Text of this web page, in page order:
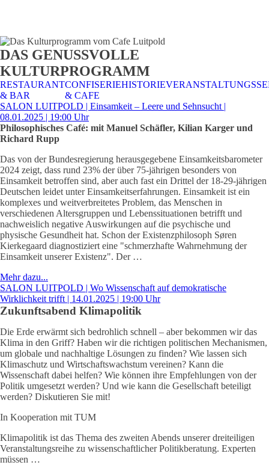
CAFE &
RESTAURANT
TISCHRESERVIERUNG
& KARTE
TISCHRESERVIERUNG
& SPEISEKARTE
DAS GENUSSVOLLE
KULTURPROGRAMM
RESTAURANT
& BAR
CONFISERIE
& CAFE
HISTORIE
SALON LUITPOLD | Einsamkeit – Leere und Sehnsucht |
08.01.2025 | 19:00 Uhr
Philosophisches Café: mit Manuel Schäfler, Kilian Karger und
Richard Rupp
Das von der Bundesregierung herausgegebene Einsamkeitsbarometer
2024 zeigt, dass rund 23% der über 75-jährigen besonders von
Einsamkeit betroffen sind, aber auch fast ein Drittel der 18-29-jährigen
Deutschen leidet unter Einsamkeitserfahrungen. Einsamkeit ist ein
komplexes und weitverbreitetes Problem, das Menschen in
verschiedenen Altersgruppen und Lebenssituationen betrifft und
nachweislich negative Auswirkungen auf die psychische und
physische Gesundheit hat. Schon der Existenzphilosoph Søren
Kierkegaard diagnostiziert eine "schmerzhafte Wahrnehmung der
Einsamkeit unserer Existenz". Der …
Mehr dazu...
SALON LUITPOLD | Wo Wissenschaft auf demokratische
Wirklichkeit trifft | 14.01.2025 | 19:00 Uhr
Zukunftsabend Klimapolitik
Die Erde erwärmt sich bedrohlich schnell – aber bekommen wir das
Klima in den Griff? Haben wir die richtigen politischen Mechanismen,
um globale und nachhaltige Lösungen zu finden? Wie lassen sich
Klimaschutz und Wirtschaftswachstum vereinen? Kann die
Wissenschaft dabei helfen? Wie können ihre Empfehlungen von der
Politik umgesetzt werden? Und wie kann die Gesellschaft beteiligt
werden? Diskutieren Sie mit!
In Kooperation mit TUM
Klimapolitik ist das Thema des zweiten Abends unserer dreiteiligen
Veranstaltungsreihe zu wissenschaftlicher Politikberatung. Experten
müssen …